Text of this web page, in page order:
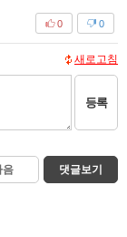
0
0
새로고침
등록
음 댓글보기